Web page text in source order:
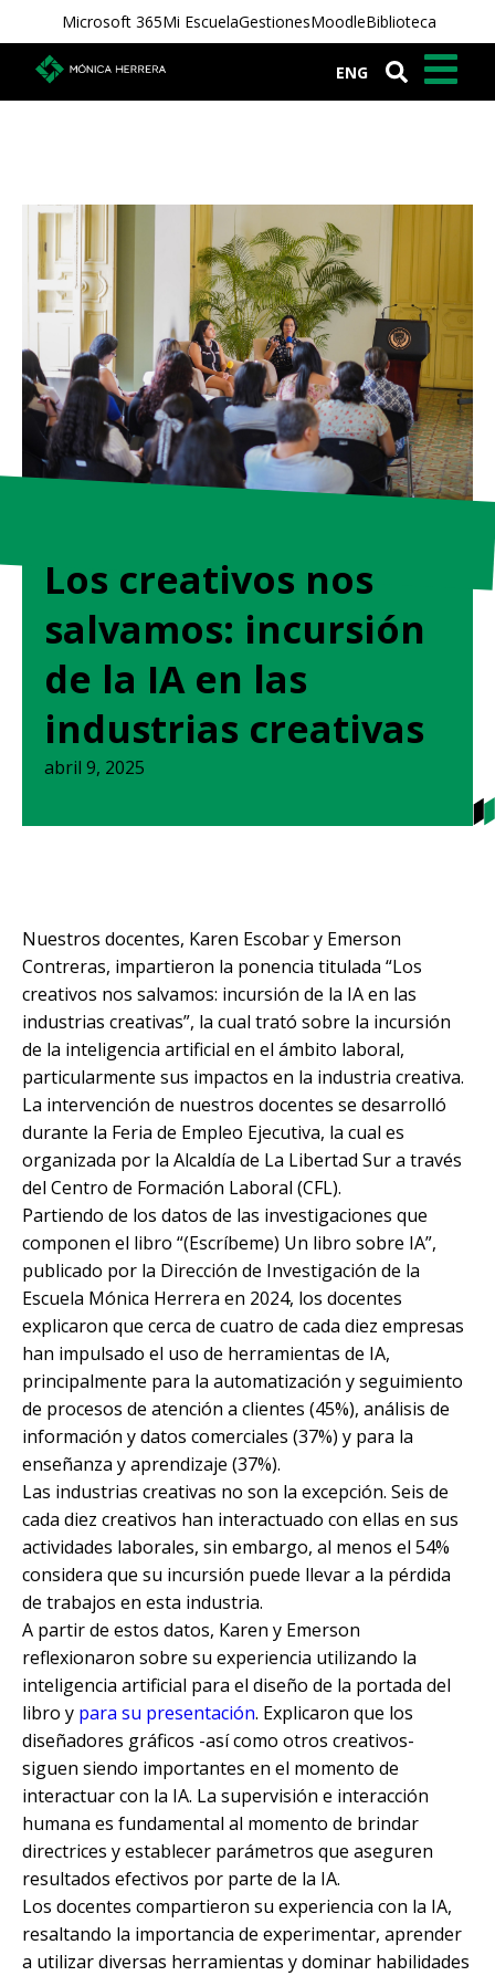
Microsoft 365Mi EscuelaGestionesMoodleBiblioteca
ENG
Los creativos nos
salvamos: incursión
de la IA en las
industrias creativas
abril 9, 2025
Nuestros docentes, Karen Escobar y Emerson
Contreras, impartieron la ponencia titulada “Los
creativos nos salvamos: incursión de la IA en las
industrias creativas”, la cual trató sobre la incursión
de la inteligencia artificial en el ámbito laboral,
particularmente sus impactos en la industria creativa.
La intervención de nuestros docentes se desarrolló
durante la Feria de Empleo Ejecutiva, la cual es
organizada por la Alcaldía de La Libertad Sur a través
del Centro de Formación Laboral (CFL).
Partiendo de los datos de las investigaciones que
componen el libro “(Escríbeme) Un libro sobre IA”,
publicado por la Dirección de Investigación de la
Escuela Mónica Herrera en 2024, los docentes
explicaron que cerca de cuatro de cada diez empresas
han impulsado el uso de herramientas de IA,
principalmente para la automatización y seguimiento
de procesos de atención a clientes (45%), análisis de
información y datos comerciales (37%) y para la
enseñanza y aprendizaje (37%).
Las industrias creativas no son la excepción. Seis de
cada diez creativos han interactuado con ellas en sus
actividades laborales, sin embargo, al menos el 54%
considera que su incursión puede llevar a la pérdida
de trabajos en esta industria.
A partir de estos datos, Karen y Emerson
reflexionaron sobre su experiencia utilizando la
inteligencia artificial para el diseño de la portada del
libro y para su presentación. Explicaron que los
diseñadores gráficos -así como otros creativos-
siguen siendo importantes en el momento de
interactuar con la IA. La supervisión e interacción
humana es fundamental al momento de brindar
directrices y establecer parámetros que aseguren
resultados efectivos por parte de la IA.
Los docentes compartieron su experiencia con la IA,
resaltando la importancia de experimentar, aprender
a utilizar diversas herramientas y dominar habilidades